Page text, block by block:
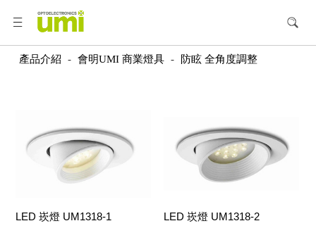
產品介紹 - 會明UMI 商業燈具 - 防眩 全角度調整
LED 崁燈 UM1318-1 LED 崁燈 UM1318-2